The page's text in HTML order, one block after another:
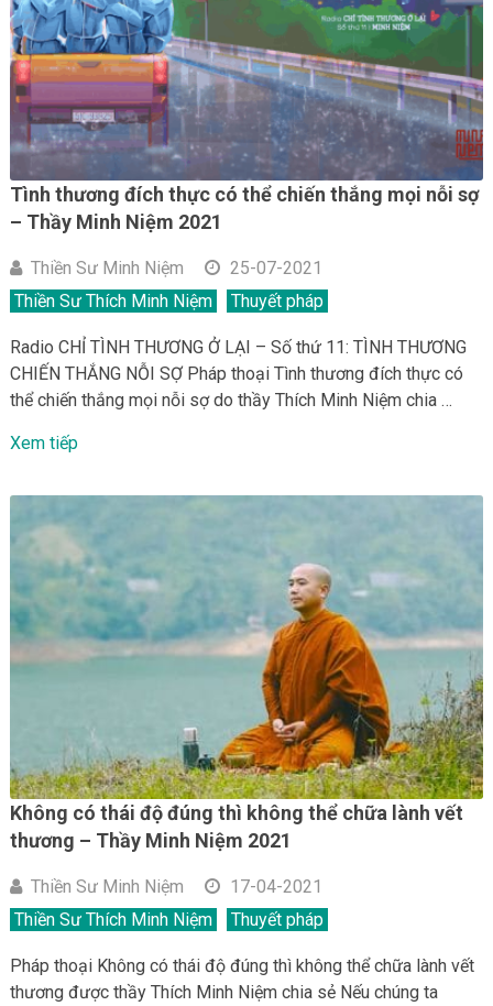
Tình thương đích thực có thể chiến thắng mọi nỗi sợ
– Thầy Minh Niệm 2021
Thiền Sư Minh Niệm
25-07-2021
Thiền Sư Thích Minh Niệm
Thuyết pháp
Radio CHỈ TÌNH THƯƠNG Ở LẠI – Số thứ 11: TÌNH THƯƠNG
CHIẾN THẮNG NỖI SỢ Pháp thoại Tình thương đích thực có
thể chiến thắng mọi nỗi sợ do thầy Thích Minh Niệm chia …
Xem tiếp
Không có thái độ đúng thì không thể chữa lành vết
thương – Thầy Minh Niệm 2021
Thiền Sư Minh Niệm
17-04-2021
Thiền Sư Thích Minh Niệm
Thuyết pháp
Pháp thoại Không có thái độ đúng thì không thể chữa lành vết
thương được thầy Thích Minh Niệm chia sẻ Nếu chúng ta